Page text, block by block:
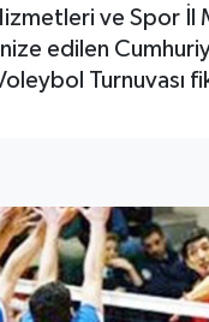
ve Spor İl
edilen
Turnuvası